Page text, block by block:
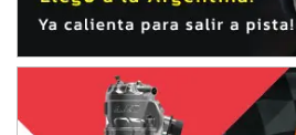
Avellaneda (Santa Fe)
SUR SANTAFESINO - F4
José Samuel Sánchez (Tierra)
Rufino (Santa Fe)